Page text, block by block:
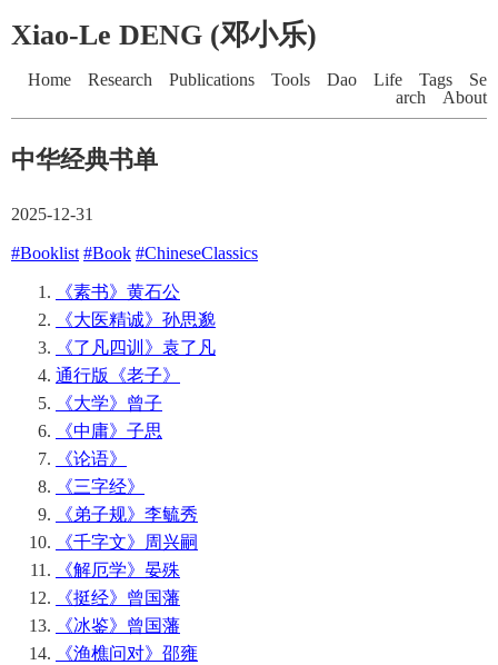
Xiao-Le DENG (邓小乐)
Home Research Publications Tools Dao Life Tags
Se
arch
About
中华经典书单
2025-12-31
#Booklist #Book #ChineseClassics
《素书》黄石公
《大医精诚》孙思邈
《了凡四训》袁了凡
通行版《老子》
《大学》曾子
《中庸》子思
《论语》
《三字经》
《弟子规》李毓秀
《千字文》周兴嗣
《解厄学》晏殊
《挺经》曾国藩
《冰鉴》曾国藩
《渔樵问对》邵雍